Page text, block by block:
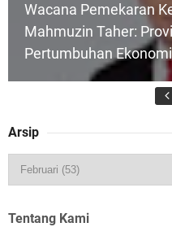
Wacana Pemekaran
Mahmuzin Taher:
Pertumbuhan
HUT IBI Ke-75, Bupati
2045
Arsip
Tentang Kami